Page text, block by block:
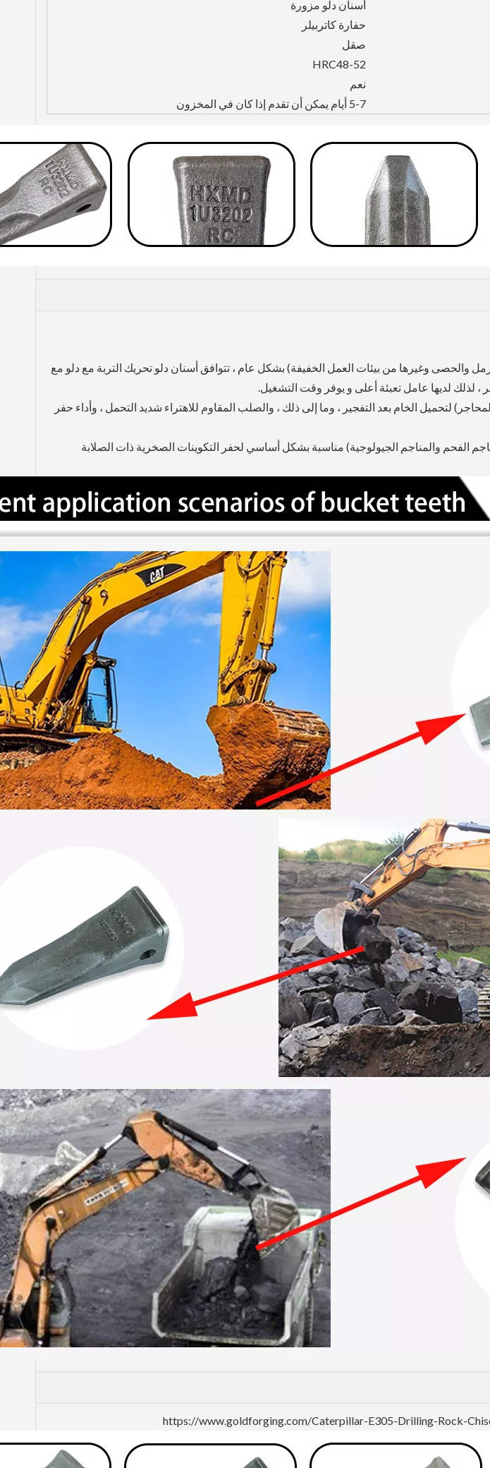
أسنان دلو مزورة
حفارة كاتربيلر
صقل
HRC48-52
نعم
5-7 أيام يمكن أن تقدم إذا كان في المخزون
والحصى وغيرها من بيئات العمل الخفيفة) بشكل عام ، تتوافق أسنان دلو تحريك التربة مع دلو مع
لذلك لديها عامل تعبئة أعلى و يوفر وقت التشغيل.
لتحميل الخام بعد التفجير ، وما إلى ذلك ، والصلب المقاوم للاهتراء شديد التحمل ، وأداء حفر
الفحم والمناجم الجيولوجية) مناسبة بشكل أساسي لحفر التكوينات الصخرية ذات الصلابة
https://www.goldforging.com/Caterpillar-E305-Drilling-Rock-